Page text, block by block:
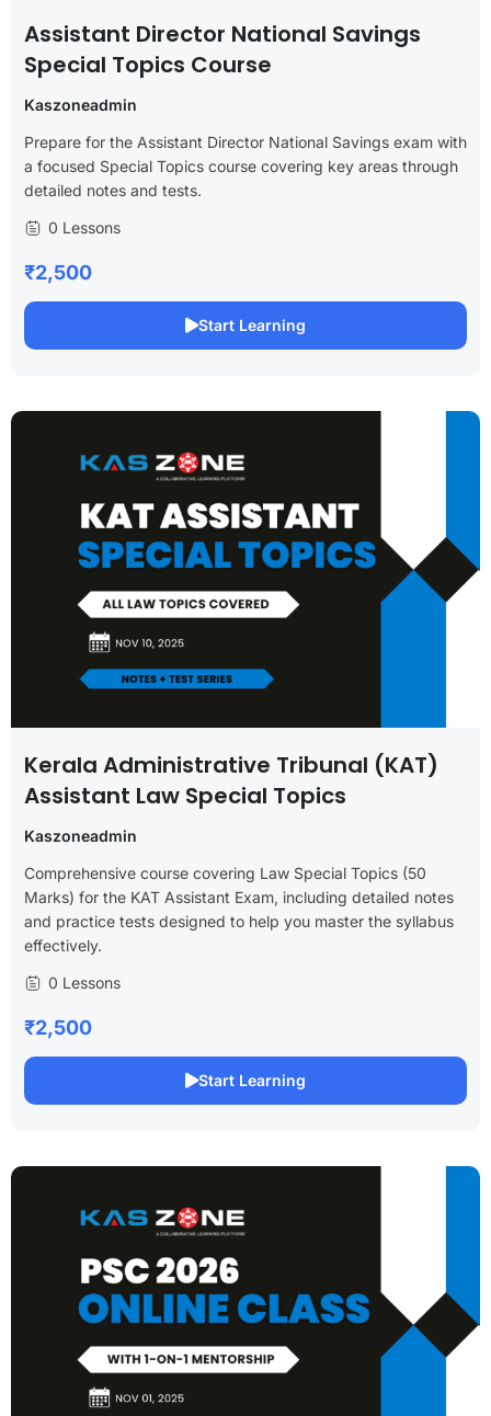
Assistant Director National Savings
Special Topics Course
Kaszoneadmin
Prepare for the Assistant Director National Savings exam with
a focused Special Topics course covering key areas through
detailed notes and tests.
0 Lessons
₹2,500
Start Learning
Kerala Administrative Tribunal (KAT)
Assistant Law Special Topics
Kaszoneadmin
Comprehensive course covering Law Special Topics (50
Marks) for the KAT Assistant Exam, including detailed notes
and practice tests designed to help you master the syllabus
effectively.
0 Lessons
₹2,500
Start Learning